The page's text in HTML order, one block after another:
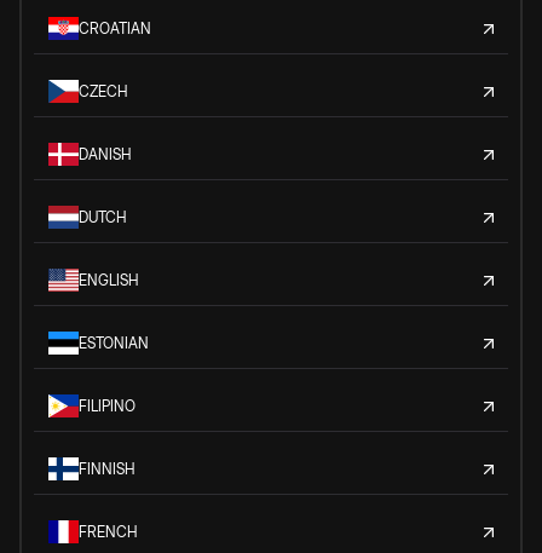
CROATIAN
CZECH
DANISH
DUTCH
ENGLISH
ESTONIAN
FILIPINO
FINNISH
FRENCH